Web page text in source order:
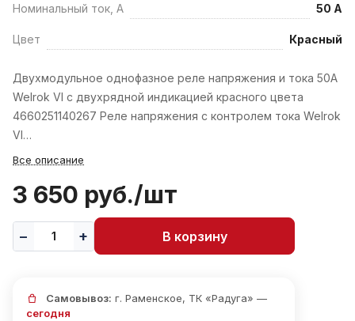
Номинальный ток, А 50 А
Цвет Красный
Двухмодульное однофазное реле напряжения и тока 50А
Welrok VI с двухрядной индикацией красного цвета
4660251140267 Реле напряжения с контролем тока Welrok
VI…
Все описание
3 650 руб./шт
В корзину
Самовывоз: г. Раменское, ТК «Радуга» —
сегодня